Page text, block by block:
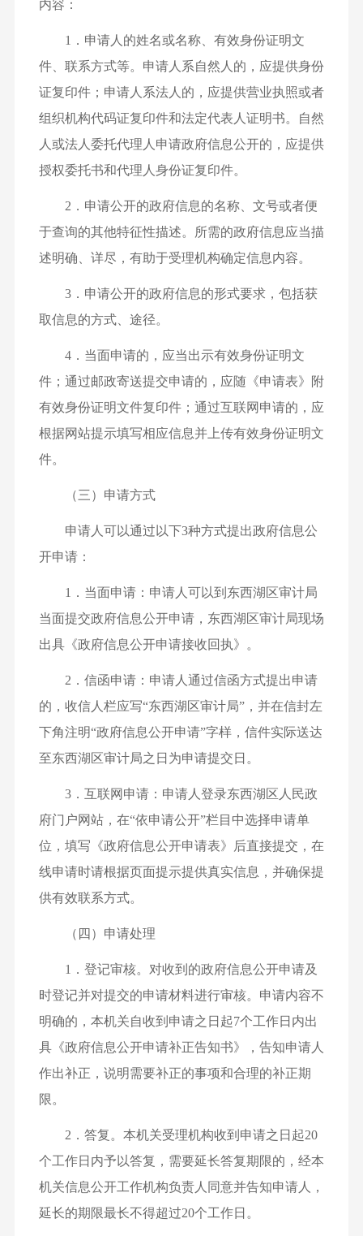
内容：
1．申请人的姓名或名称、有效身份证明文
件、联系方式等。申请人系自然人的，应提供身份
证复印件；申请人系法人的，应提供营业执照或者
组织机构代码证复印件和法定代表人证明书。自然
人或法人委托代理人申请政府信息公开的，应提供
授权委托书和代理人身份证复印件。
2．申请公开的政府信息的名称、文号或者便
于查询的其他特征性描述。所需的政府信息应当描
述明确、详尽，有助于受理机构确定信息内容。
3．申请公开的政府信息的形式要求，包括获
取信息的方式、途径。
4．当面申请的，应当出示有效身份证明文
件；通过邮政寄送提交申请的，应随《申请表》附
有效身份证明文件复印件；通过互联网申请的，应
根据网站提示填写相应信息并上传有效身份证明文
件。
（三）申请方式
申请人可以通过以下3种方式提出政府信息公
开申请：
1．当面申请：申请人可以到东西湖区审计局
当面提交政府信息公开申请，东西湖区审计局现场
出具《政府信息公开申请接收回执》。
2．信函申请：申请人通过信函方式提出申请
的，收信人栏应写“东西湖区审计局”，并在信封左
下角注明“政府信息公开申请”字样，信件实际送达
至东西湖区审计局之日为申请提交日。
3．互联网申请：申请人登录东西湖区人民政
府门户网站，在“依申请公开”栏目中选择申请单
位，填写《政府信息公开申请表》后直接提交，在
线申请时请根据页面提示提供真实信息，并确保提
供有效联系方式。
（四）申请处理
1．登记审核。对收到的政府信息公开申请及
时登记并对提交的申请材料进行审核。申请内容不
明确的，本机关自收到申请之日起7个工作日内出
具《政府信息公开申请补正告知书》，告知申请人
作出补正，说明需要补正的事项和合理的补正期
限。
2．答复。本机关受理机构收到申请之日起20
个工作日内予以答复，需要延长答复期限的，经本
机关信息公开工作机构负责人同意并告知申请人，
延长的期限最长不得超过20个工作日。